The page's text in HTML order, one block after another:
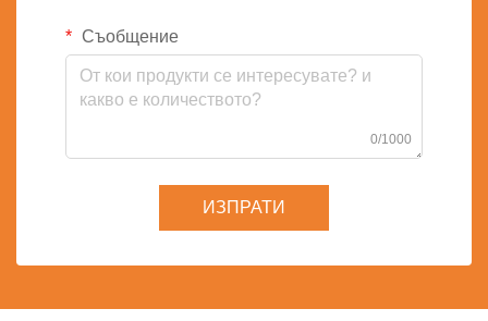
Съобщение
0/1000
ИЗПРАТИ